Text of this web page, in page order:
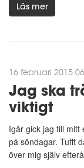
Läs mer
16 februari 2015
Jag ska
viktigt
Igår gick jag till
på söndagar. Tufft
över mig själv